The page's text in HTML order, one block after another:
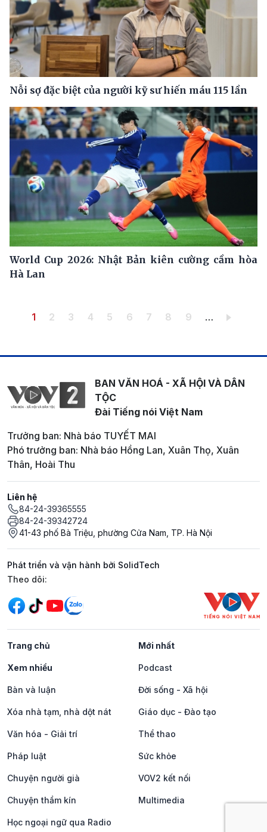
Nỗi sợ đặc biệt của người kỹ sư hiến máu 115 lần
World Cup 2026: Nhật Bản kiên cường cầm hòa
Hà Lan
Pagination
Trang hiện thời
1 Trang
2 Trang
3 Trang
4 Trang
5 Trang
6 Trang
7 Trang
8 Trang
9 …
BAN VĂN HOÁ - XÃ HỘI VÀ DÂN
TỘC
Đài Tiếng nói Việt Nam
Trưởng ban: Nhà báo TUYẾT MAI
Phó trưởng ban: Nhà báo Hồng Lan, Xuân Thọ, Xuân
Thân, Hoài Thu
Liên hệ
84-24-39365555
84-24-39342724
41-43 phố Bà Triệu, phường Cửa Nam, TP. Hà Nội
Phát triển và vận hành bởi SolidTech
Mạng xã hội
Theo dõi:
Trang chủ Mới nhất
Xem nhiều Podcast
Bàn và luận Đời sống - Xã hội
Xóa nhà tạm, nhà dột nát Giáo dục - Đào tạo
Văn hóa - Giải trí Thể thao
Pháp luật Sức khỏe
Chuyện người già VOV2 kết nối
Chuyện thầm kín Multimedia
Học ngoại ngữ qua Radio